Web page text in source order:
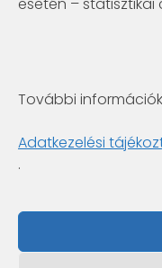
További
Adatkezelési
.
BH:
6722
+36 1
PK:
UK: